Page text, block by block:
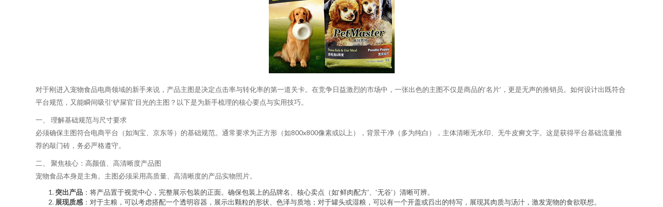
对于刚进入宠物食品电商领域的新手来说，产品主图是决定点击率与转化率的第一道关卡。在竞争日益激烈的市场中，一张出色的主图不仅是商品的‘名片’，更是无声的推销员。如何设计出既符合
平台规范，又能瞬间吸引‘铲屎官’目光的主图？以下是为新手梳理的核心要点与实用技巧。
一、 理解基础规范与尺寸要求
必须确保主图符合电商平台（如淘宝、京东等）的基础规范。通常要求为正方形（如800x800像素或以上），背景干净（多为纯白），主体清晰无水印、无牛皮癣文字。这是获得平台基础流量推
荐的敲门砖，务必严格遵守。
二、 聚焦核心：高颜值、高清晰度产品图
宠物食品本身是主角。主图必须采用高质量、高清晰度的产品实物照片。
突出产品 ：将产品置于视觉中心，完整展示包装的正面。确保包装上的品牌名、核心卖点（如‘鲜肉配方’、‘无谷’）清晰可辨。
展现质感 ：对于主粮，可以考虑搭配一个透明容器，展示出颗粒的形状、色泽与质地；对于罐头或湿粮，可以有一个开盖或舀出的特写，展现其肉质与汤汁，激发宠物的食欲联想。